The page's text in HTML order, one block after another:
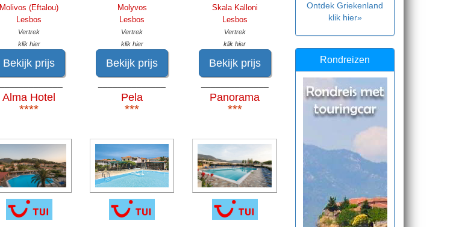
Molivos (Eftalou)
Lesbos
Vertrek
klik hier
Bekijk prijs
Molyvos
Lesbos
Vertrek
klik hier
Bekijk prijs
Skala Kalloni
Lesbos
Vertrek
klik hier
Bekijk prijs
Alma Hotel
****
Pela
***
Panorama
***
Ontdek Griekenland
klik hier»
Rondreizen